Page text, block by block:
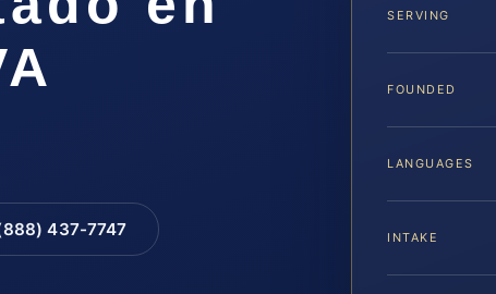
437-7747
SERVING
FOUNDED
LANGUAGES
INTAKE